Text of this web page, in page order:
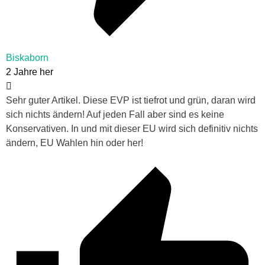
Biskaborn
2 Jahre her
Sehr guter Artikel. Diese EVP ist tiefrot und grün, daran wird
sich nichts ändern! Auf jeden Fall aber sind es keine
Konservativen. In und mit dieser EU wird sich definitiv nichts
ändern, EU Wahlen hin oder her!